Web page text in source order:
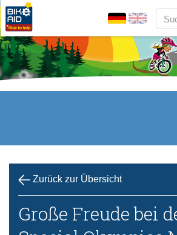
Zurück zur Übersicht
Große Freude bei